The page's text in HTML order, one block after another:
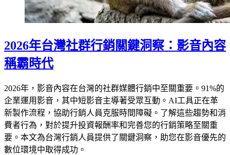
2026年台灣社群行銷關鍵洞察：影音內容
稱霸時代
2026年，影音內容在台灣的社群媒體行銷中至關重要。91%的
企業運用影音，其中短影音主導著受眾互動。AI工具正在革
新製作流程，協助行銷人員克服時間障礙。了解這些趨勢和消
費者行為，對於提升投資報酬率和完善您的行銷策略至關重
要。本文為台灣行銷人員提供了關鍵洞察，助您在影音優先的
數位環境中取得成功。